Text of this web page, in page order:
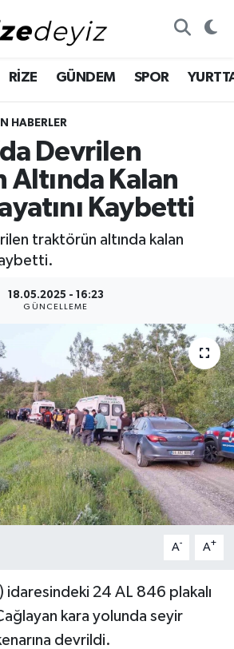
RİZE GÜNDEM SPOR
HABERLER
Devrilen
Altında Kalan
Kaybetti
traktörün altında kalan
18.05.2025 - 16:23
GÜNCELLEME
A- A+
idaresindeki 24 AL 846 plakalı
kara yolunda seyir
devrildi.
Haritası
Durumu ve Fikstür